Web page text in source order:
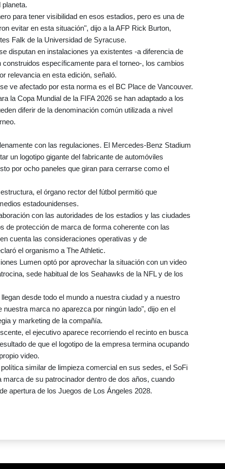
para tener visibilidad en esos estadios, pero es una de
evitar en esta situación", dijo a la AFP Rick Burton,
Falk de la Universidad de Syracuse.
disputan en instalaciones ya existentes -a diferencia de
específicamente para el torneo-, los cambios
relevancia en esta edición, señaló.
ve afectado por esta norma es el BC Place de Vancouver.
la Copa Mundial de la FIFA 2026 se han adaptado a los
diferir de la denominación común utilizada a nivel
con las regulaciones. El Mercedes-Benz Stadium
un logotipo gigante del fabricante de automóviles
por ocho paneles que giran para cerrarse como el
el órgano rector del fútbol permitió que
estadounidenses.
con las autoridades de los estadios y las ciudades
de protección de marca de forma coherente con las
cuenta las consideraciones operativas y de
el organismo a The Athletic.
Lumen optó por aprovechar la situación con un video
sede habitual de los Seahawks de la NFL y de los
desde todo el mundo a nuestra ciudad y a nuestro
marca no aparezca por ningún lado", dijo en el
y marketing de la compañía.
el ejecutivo aparece recorriendo el recinto en busca
de que el logotipo de la empresa termina ocupando
video.
similar de limpieza comercial en sus sedes, el SoFi
de su patrocinador dentro de dos años, cuando
apertura de los Juegos de Los Ángeles 2028.